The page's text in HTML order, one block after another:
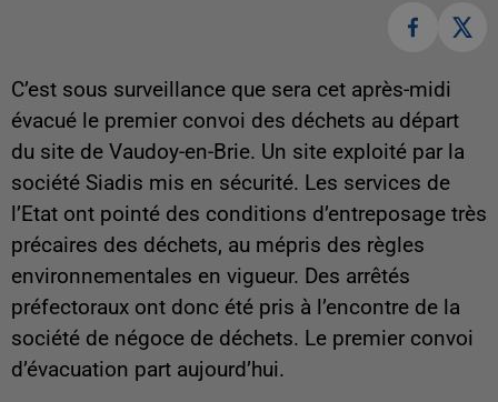
C’est sous surveillance que sera cet après-midi
évacué le premier convoi des déchets au départ
du site de Vaudoy-en-Brie. Un site exploité par la
société Siadis mis en sécurité. Les services de
l’Etat ont pointé des conditions d’entreposage très
précaires des déchets, au mépris des règles
environnementales en vigueur. Des arrêtés
préfectoraux ont donc été pris à l’encontre de la
société de négoce de déchets. Le premier convoi
d’évacuation part aujourd’hui.